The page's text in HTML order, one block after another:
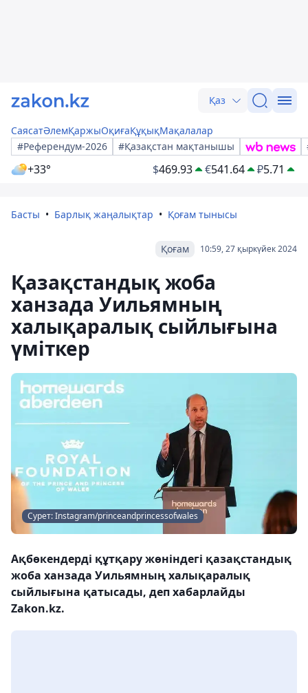
Қаз
СаясатӘлемҚаржыОқиғаҚұқықМақалалар
#Референдум-2026
#Қазақстан мақтанышы
+33° $469.93 €541.64 ₽5.71
Басты Барлық жаңалықтар Қоғам тынысы
10:59, 27 қыркүйек 2024
Қоғам
Қазақстандық жоба
ханзада Уильямның
халықаралық сыйлығына
үміткер
Сурет: Instagram/princeandprincessofwales
Ақбөкендерді құтқару жөніндегі қазақстандық
жоба ханзада Уильямның халықаралық
сыйлығына қатысады, деп хабарлайды
Zakon.kz.